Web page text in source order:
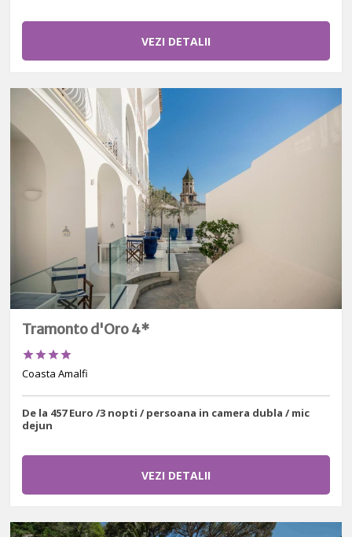
VEZI DETALII
Tramonto d'Oro 4*

Coasta Amalfi
De la 457 Euro /3 nopti / persoana in camera dubla / mic
dejun
VEZI DETALII